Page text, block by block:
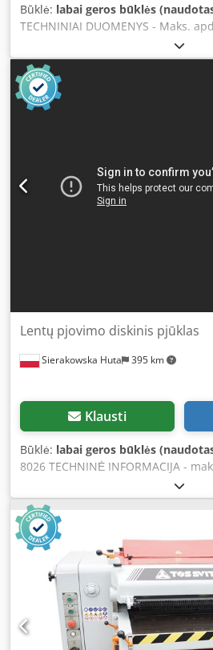
Būklė: labai geros būklės
TECHNINIAI DUOMENYS - Maks.
300 mm - Apdirbamo ruošinio
H I Is Alyeha - Agregatas:
+ metalinis volas - Darbo stalas:
300x1900 mm Iš viršaus: - guminis,
agregatas apie 7,5 kW - guminis,
1250/1000/1950 mm - svoris: 530
šlifavimo staklė – labai gera būklė
PLN Grynasis kaina: 3 300 EUR
Sierakowska Huta 395 km
Lentų pjovimo diskinis pjūklas
Klausti
Būklė: labai geros būklės
8026 TECHNINĖ INFORMACIJA -
mm - maks. pjovimo aukštis: 80
570 mm - pagrindinio pjūklo
disko skersmuo: 450 mm - darbo
darbo stalo plotis: 660 mm Chsdpfx
ištraukimo antgalio skersmuo:
bendri matmenys I/P/A:
2500 kg PRIVALUMAI – lentų
pjūklas, labai gera būklė Grynasis
Grynasis kaina: 7 119 EUR, pagal
gali kisti dėl valiutos svyravimų)